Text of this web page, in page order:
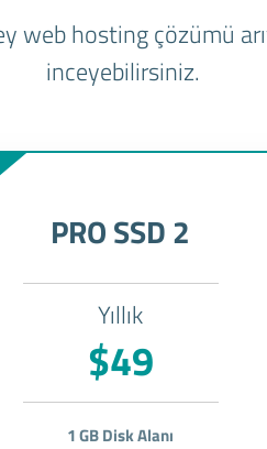
web hosting çözümü
inceyebilirsiniz.
PRO SSD 2
Yıllık
$49
1 GB Disk Alanı